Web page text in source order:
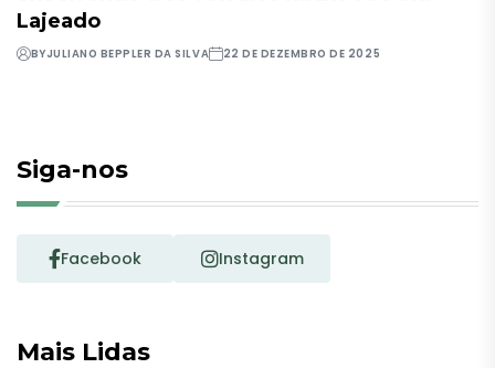
Lajeado
BYJULIANO BEPPLER DA SILVA 22 DE DEZEMBRO DE 2025
Siga-nos
Facebook Instagram
Mais Lidas